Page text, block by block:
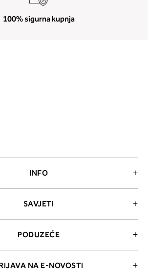
100% sigurna kupnja
INFO
SAVJETI
PODUZEĆE
NA E-NOVOSTI